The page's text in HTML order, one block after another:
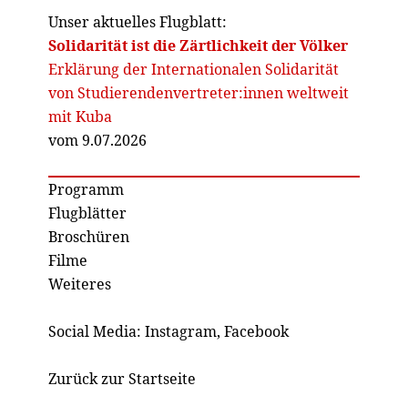
Unser aktuelles Flugblatt:
Solidarität ist die Zärtlichkeit der Völker
Erklärung der Internationalen Solidarität
von Studierendenvertreter:innen weltweit
mit Kuba
vom 9.07.2026
Programm
Flugblätter
Broschüren
Filme
Weiteres
Social Media: Instagram, Facebook
Zurück zur Startseite